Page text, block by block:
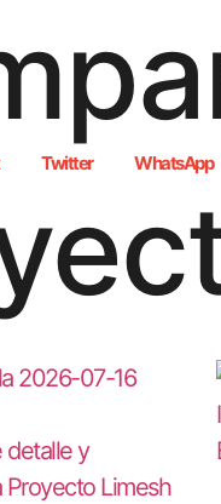
Twitter WhatsApp
detalle y
Proyecto Limesh